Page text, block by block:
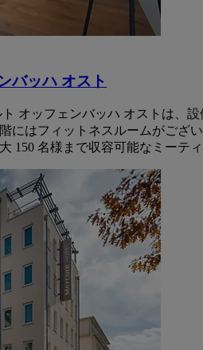
バッハ オスト
オッフェンバッハ オストは、
にはフィットネスルームがご
150 名様まで収容可能なミーテ